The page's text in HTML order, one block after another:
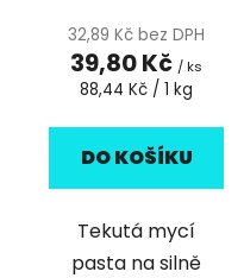
32,89 Kč bez DPH
39,80 Kč / ks
Měrná
88,44 Kč / 1 kg
DO KOŠÍKU
Tekutá mycí
pasta na silně